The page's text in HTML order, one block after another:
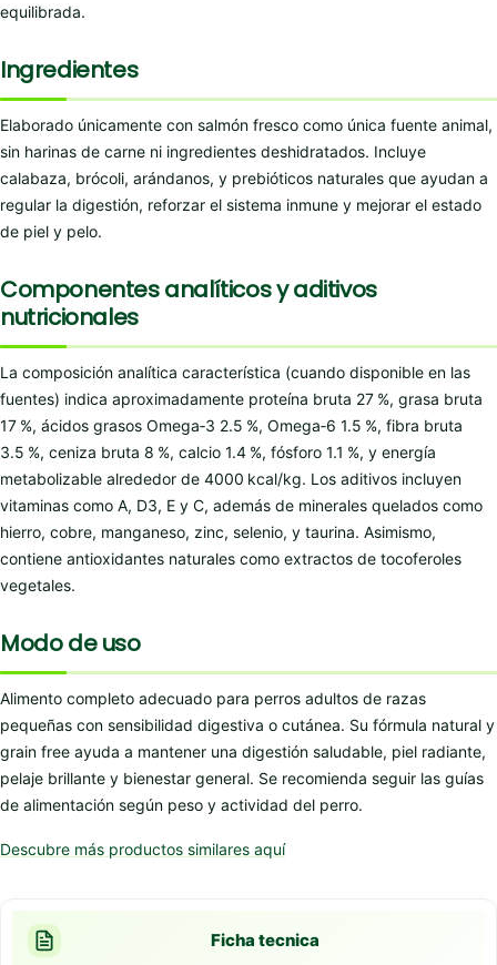
equilibrada.
Ingredientes
Elaborado únicamente con salmón fresco como única fuente animal,
sin harinas de carne ni ingredientes deshidratados. Incluye
calabaza, brócoli, arándanos, y prebióticos naturales que ayudan a
regular la digestión, reforzar el sistema inmune y mejorar el estado
de piel y pelo.
Componentes analíticos y aditivos
nutricionales
La composición analítica característica (cuando disponible en las
fuentes) indica aproximadamente proteína bruta 27 %, grasa bruta
17 %, ácidos grasos Omega‑3 2.5 %, Omega‑6 1.5 %, fibra bruta
3.5 %, ceniza bruta 8 %, calcio 1.4 %, fósforo 1.1 %, y energía
metabolizable alrededor de 4000 kcal/kg. Los aditivos incluyen
vitaminas como A, D3, E y C, además de minerales quelados como
hierro, cobre, manganeso, zinc, selenio, y taurina. Asimismo,
contiene antioxidantes naturales como extractos de tocoferoles
vegetales.
Modo de uso
Alimento completo adecuado para perros adultos de razas
pequeñas con sensibilidad digestiva o cutánea. Su fórmula natural y
grain free ayuda a mantener una digestión saludable, piel radiante,
pelaje brillante y bienestar general. Se recomienda seguir las guías
de alimentación según peso y actividad del perro.
Descubre más productos similares aquí
Ficha tecnica